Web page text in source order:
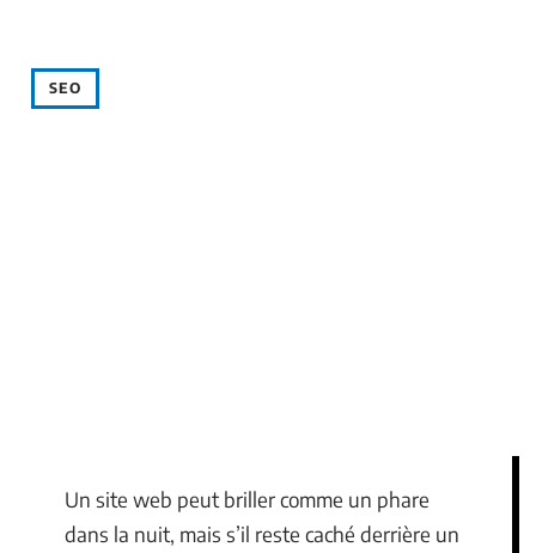
SEO
Un site web peut briller comme un phare
dans la nuit, mais s’il reste caché derrière un